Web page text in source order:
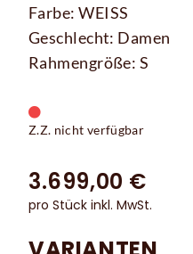
Farbe: WEISS
Geschlecht: Damen
Rahmengröße: S
Z.Z. nicht verfügbar
3.699,00 €
pro Stück inkl. MwSt.